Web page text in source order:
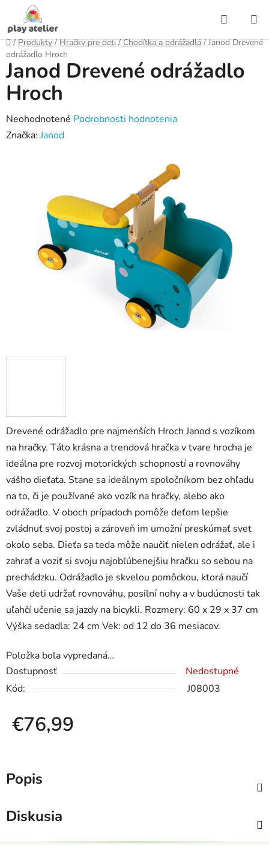
obsah
Hľadať
Domov
/ Produkty / Hračky pre deti / Chodítka a odrážadlá / Janod Drevené
odrážadlo Hroch
Drevené odrážadlo pre najmenších Hroch Janod s vozíkom
na hračky. Táto krásna a trendová hračka v tvare hrocha je
ideálna pre rozvoj motorických schopností a rovnováhy
vášho dieťaťa. Stane sa ideálnym spoločníkom bez ohľadu
na to, či je používané ako vozík na hračky, alebo ako
odrážadlo. V oboch prípadoch pomôže deťom lepšie
zvládnuť svoj postoj a zároveň im umožní preskúmať svet
okolo seba. Dieťa sa teda môže naučiť nielen odrážať, ale i
zahrať a voziť si svoju najobľúbenejšiu hračku so sebou na
prechádzku. Odrážadlo je skvelou pomôckou, ktorá naučí
Vaše deti udržať rovnováhu, posilní nohy a v budúcnosti tak
uľahčí učenie sa jazdy na bicykli. Rozmery: 60 x 29 x 37 cm
Výška sedadla: 24 cm Vek: od 12 do 36 mesiacov.
Položka bola vypredaná…
Dostupnosť
Nedostupné
Kód:
J08003
€76,99
Janod Drevené odrážadlo
Hroch
Priemerné
hodnotenie
hviezdičiek.
Neohodnotené Podrobnosti hodnotenia
Značka: Janod
Popis
Diskusia